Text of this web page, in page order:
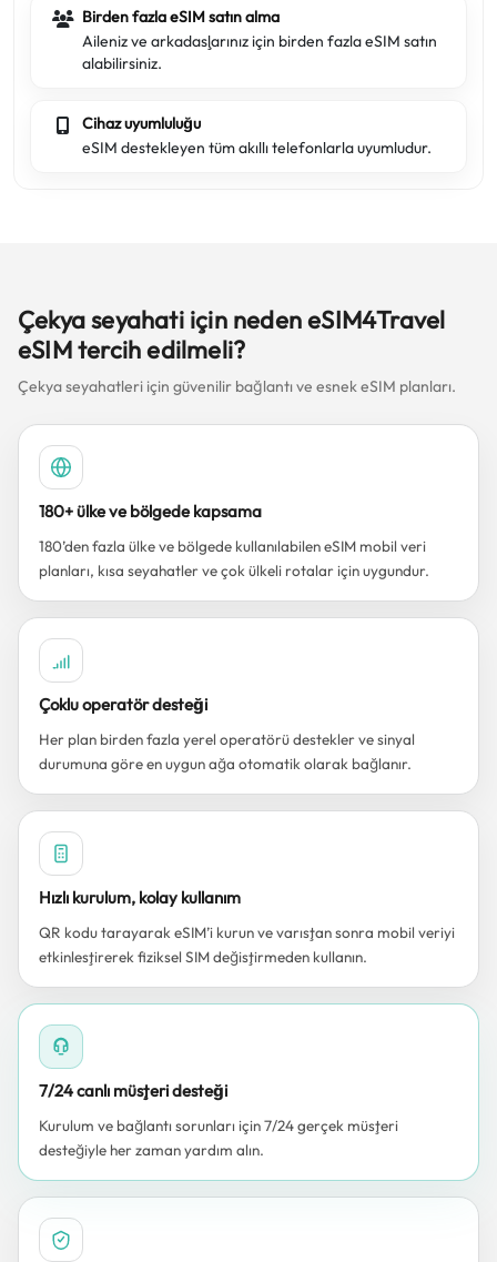
Birden fazla eSIM satın alma
Aileniz ve arkadaşlarınız için birden fazla eSIM satın
alabilirsiniz.
Cihaz uyumluluğu
eSIM destekleyen tüm akıllı telefonlarla uyumludur.
Çekya seyahati için neden eSIM4Travel
eSIM tercih edilmeli?
Çekya seyahatleri için güvenilir bağlantı ve esnek eSIM planları.
180+ ülke ve bölgede kapsama
180’den fazla ülke ve bölgede kullanılabilen eSIM mobil veri
planları, kısa seyahatler ve çok ülkeli rotalar için uygundur.
Çoklu operatör desteği
Her plan birden fazla yerel operatörü destekler ve sinyal
durumuna göre en uygun ağa otomatik olarak bağlanır.
Hızlı kurulum, kolay kullanım
QR kodu tarayarak eSIM’i kurun ve varıştan sonra mobil veriyi
etkinleştirerek fiziksel SIM değiştirmeden kullanın.
7/24 canlı müşteri desteği
Kurulum ve bağlantı sorunları için 7/24 gerçek müşteri
desteğiyle her zaman yardım alın.